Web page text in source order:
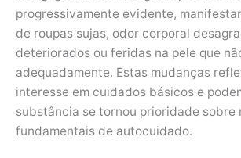
progressivamente evidente,
de roupas sujas, odor corporal
deteriorados ou feridas na pele que
adequadamente. Estas mudanças
interesse em cuidados básicos e
substância se tornou prioridade sobre
fundamentais de autocuidado.